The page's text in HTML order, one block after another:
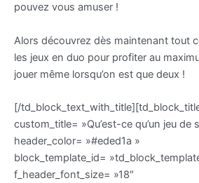
pouvez vous amuser !
Alors découvrez dès maintenant tout
les jeux en duo pour profiter au
jouer même lorsqu’on est que deux !
[/
custom_title= »Qu’est-ce qu’un jeu de
header_color= »#eded1a »
block_template_id=
f_header_font_size= »18″